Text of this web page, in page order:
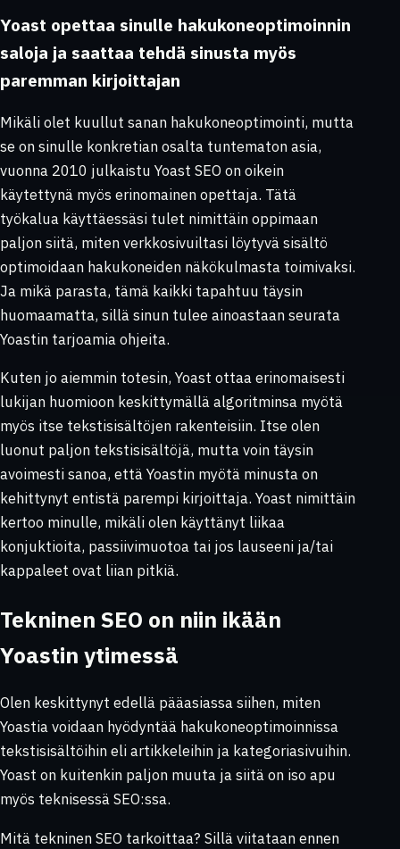
Yoast opettaa sinulle hakukoneoptimoinnin
saloja ja saattaa tehdä sinusta myös
paremman kirjoittajan
Mikäli olet kuullut sanan hakukoneoptimointi, mutta
se on sinulle konkretian osalta tuntematon asia,
vuonna 2010 julkaistu Yoast SEO on oikein
käytettynä myös erinomainen opettaja. Tätä
työkalua käyttäessäsi tulet nimittäin oppimaan
paljon siitä, miten verkkosivuiltasi löytyvä sisältö
optimoidaan hakukoneiden näkökulmasta toimivaksi.
Ja mikä parasta, tämä kaikki tapahtuu täysin
huomaamatta, sillä sinun tulee ainoastaan seurata
Yoastin tarjoamia ohjeita.
Kuten jo aiemmin totesin, Yoast ottaa erinomaisesti
lukijan huomioon keskittymällä algoritminsa myötä
myös itse tekstisisältöjen rakenteisiin. Itse olen
luonut paljon tekstisisältöjä, mutta voin täysin
avoimesti sanoa, että Yoastin myötä minusta on
kehittynyt entistä parempi kirjoittaja. Yoast nimittäin
kertoo minulle, mikäli olen käyttänyt liikaa
konjuktioita, passiivimuotoa tai jos lauseeni ja/tai
kappaleet ovat liian pitkiä.
Tekninen SEO on niin ikään
Yoastin ytimessä
Olen keskittynyt edellä pääasiassa siihen, miten
Yoastia voidaan hyödyntää hakukoneoptimoinnissa
tekstisisältöihin eli artikkeleihin ja kategoriasivuihin.
Yoast on kuitenkin paljon muuta ja siitä on iso apu
myös teknisessä SEO:ssa.
Mitä tekninen SEO tarkoittaa? Sillä viitataan ennen